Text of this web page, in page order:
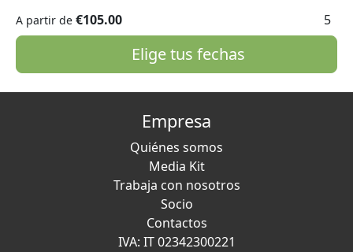
A partir de €105.00 5
Elige tus fechas
Empresa
Quiénes somos
Media Kit
Trabaja con nosotros
Socio
Contactos
IVA: IT 02342300221